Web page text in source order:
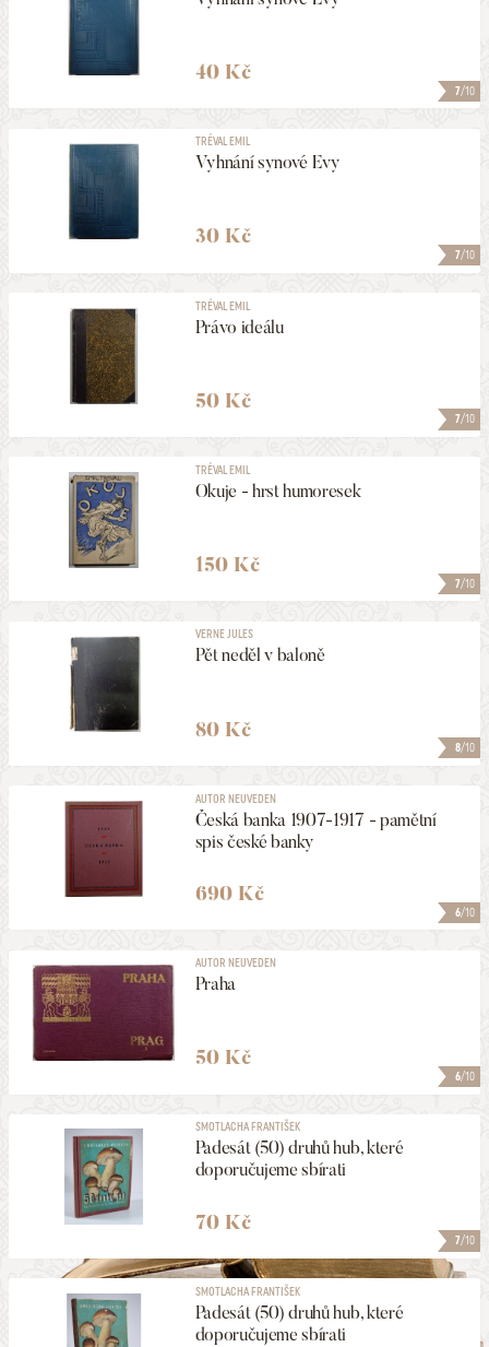
7/10
40 Kč
7/10
TRÉVAL EMIL
Vyhnání synové Evy
30 Kč
7/10
TRÉVAL EMIL
Právo ideálu
50 Kč
7/10
TRÉVAL EMIL
Okuje - hrst humoresek
150 Kč
8/10
VERNE JULES
Pět neděl v baloně
80 Kč
6/10
AUTOR NEUVEDEN
Česká banka 1907-1917 - pamětní
spis české banky
690 Kč
6/10
AUTOR NEUVEDEN
Praha
50 Kč
7/10
SMOTLACHA FRANTIŠEK
Padesát (50) druhů hub, které
doporučujeme sbírati
70 Kč
SMOTLACHA FRANTIŠEK
Padesát (50) druhů hub, které
doporučujeme sbírati